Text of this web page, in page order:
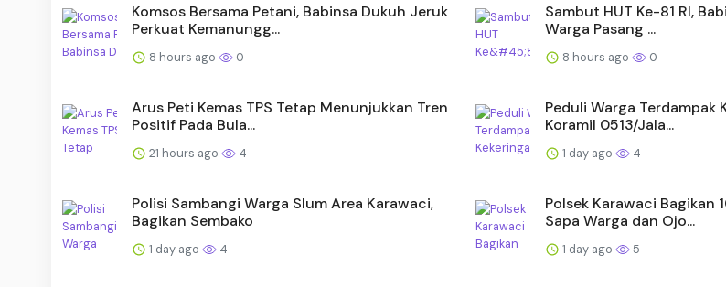
Komsos Bersama Petani, Babinsa Dukuh Jeruk
Perkuat Kemanungg...
8 hours ago 0
Sambut HUT Ke-81 RI,
Warga Pasang ...
8 hours ago 0
Arus Peti Kemas TPS Tetap Menunjukkan Tren
Positif Pada Bula...
21 hours ago 4
Peduli Warga Terdampak
Koramil 0513/Jala...
1 day ago 4
Polisi Sambangi Warga Slum Area Karawaci,
Bagikan Sembako
1 day ago 4
Polsek Karawaci Bagikan
Sapa Warga dan Ojo...
1 day ago 5